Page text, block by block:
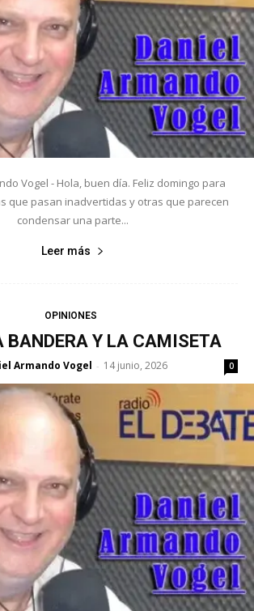
Vogel - Hola, buen día. Feliz domingo para
que pasan inadvertidas y otras que parecen
condensar una parte...
Leer más
OPINIONES
BANDERA Y LA CAMISETA
Armando Vogel - 14 junio, 2026 0